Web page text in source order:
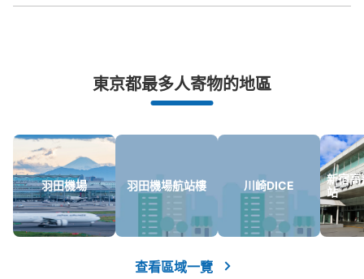
發生行李破損、被偷等狀況時安心有保障
東京都最多人寄物的地區
羽田機場 羽田機場航站樓 川崎DICE
新宿高
站
查看區域一覽